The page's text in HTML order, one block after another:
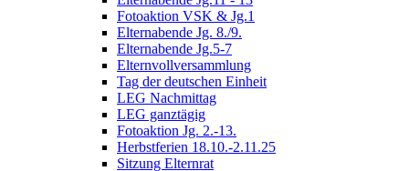
Fotoaktion VSK & Jg.1
Elternabende Jg. 8./9.
Elternabende Jg.5-7
Elternvollversammlung
Tag der deutschen Einheit
LEG Nachmittag
LEG ganztägig
Fotoaktion Jg. 2.-13.
Herbstferien 18.10.-2.11.25
Sitzung Elternrat